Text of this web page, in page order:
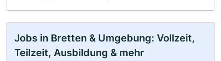
Jobs in Bretten & Umgebung: Vollzeit,
Teilzeit, Ausbildung & mehr